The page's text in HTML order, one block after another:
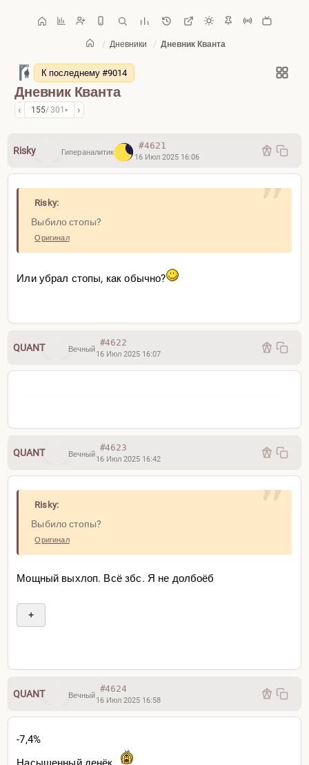
/ Дневники / Дневник Кванта
Главная / Дневники
Дневник Кванта
‹ 155/ 301▾ ›
К последнему #9014
Risky Гипераналитик
#4621
16 Июл 2025 16:06
Risky:
Выбило стопы?
Оригинал
Или убрал стопы, как обычно?
QUANT Вечный
#4622
16 Июл 2025 16:07
QUANT Вечный
#4623
16 Июл 2025 16:42
Risky:
Выбило стопы?
Оригинал
Мощный выхлоп. Всё збс. Я не долбоёб
+
QUANT Вечный
#4624
16 Июл 2025 16:58
-7,4%